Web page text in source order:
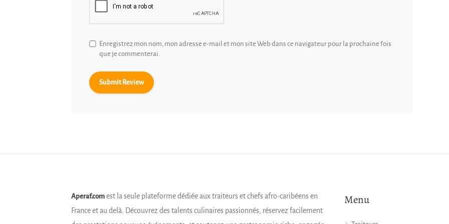
Enregistrez mon nom, mon adresse e-mail et mon site Web dans ce navigateur pour la prochaine fois
que je commenterai.
Aperaf.com est la seule plateforme dédiée aux traiteurs et chefs afro-caribéens en
France et au delà. Découvrez des talents culinaires passionnés, réservez facilement
Menu